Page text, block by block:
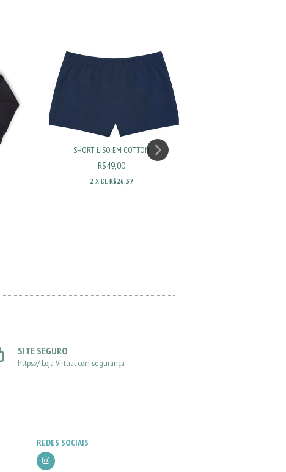
SHORT LISO EM COTTON
R$49,00
2 X DE R$26,37
SITE SEGURO
https:// Loja Virtual com segurança
REDES SOCIAIS